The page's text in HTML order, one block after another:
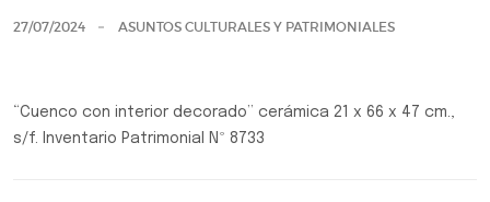
27/07/2024 ASUNTOS CULTURALES Y PATRIMONIALES
“Cuenco con interior decorado” cerámica 21 x 66 x 47 cm.,
s/f. Inventario Patrimonial Nº 8733